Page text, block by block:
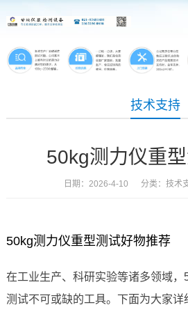
技术支持
50kg测力仪重
日期：2026-4-10 分类：技术
50kg测力仪重型测试好物推荐
在工业生产、科研实验等诸多领域
测试不可或缺的工具。下面为大家详